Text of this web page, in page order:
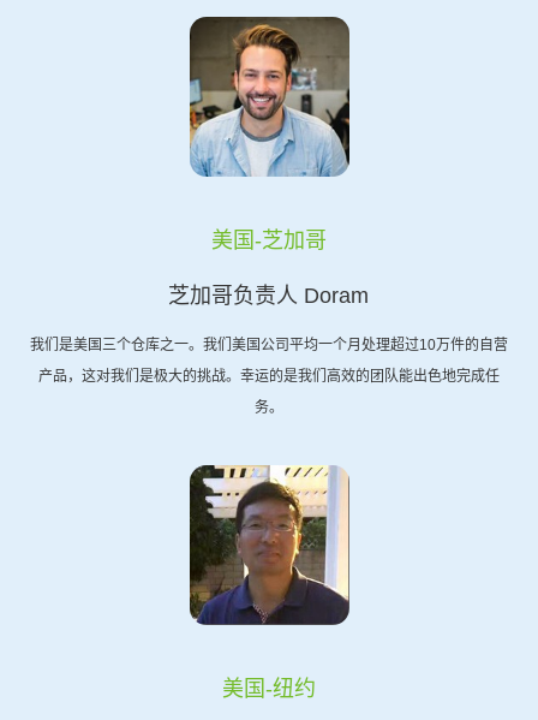
美国-芝加哥
芝加哥负责人 Doram
我们是美国三个仓库之一。我们美国公司平均一个月处理超过10万件的自营
产品，这对我们是极大的挑战。幸运的是我们高效的团队能出色地完成任
务。
美国-纽约